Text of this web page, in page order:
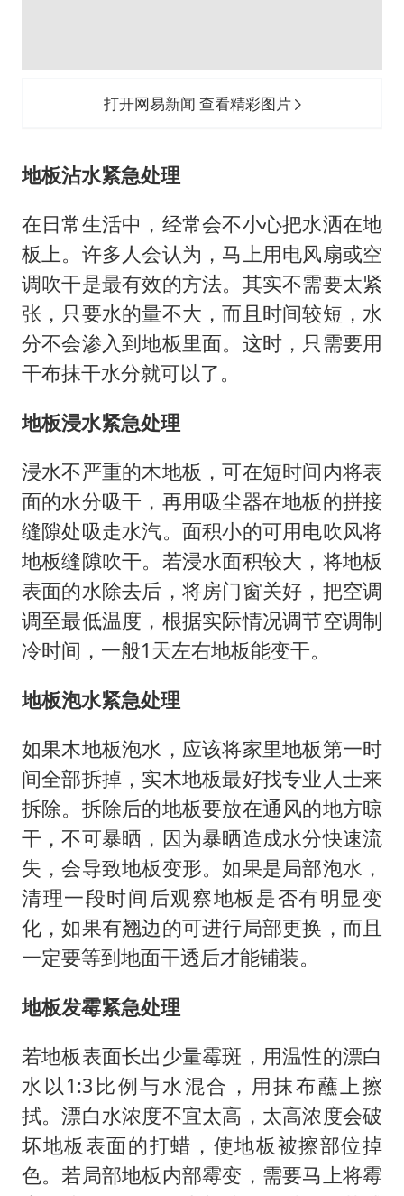
打开网易新闻 查看精彩图片
地板沾水紧急处理
在日常生活中，经常会不小心把水洒在地
板上。许多人会认为，马上用电风扇或空
调吹干是最有效的方法。其实不需要太紧
张，只要水的量不大，而且时间较短，水
分不会渗入到地板里面。这时，只需要用
干布抹干水分就可以了。
地板浸水紧急处理
浸水不严重的木地板，可在短时间内将表
面的水分吸干，再用吸尘器在地板的拼接
缝隙处吸走水汽。面积小的可用电吹风将
地板缝隙吹干。若浸水面积较大，将地板
表面的水除去后，将房门窗关好，把空调
调至最低温度，根据实际情况调节空调制
冷时间，一般1天左右地板能变干。
地板泡水紧急处理
如果木地板泡水，应该将家里地板第一时
间全部拆掉，实木地板最好找专业人士来
拆除。拆除后的地板要放在通风的地方晾
干，不可暴晒，因为暴晒造成水分快速流
失，会导致地板变形。如果是局部泡水，
清理一段时间后观察地板是否有明显变
化，如果有翘边的可进行局部更换，而且
一定要等到地面干透后才能铺装。
地板发霉紧急处理
若地板表面长出少量霉斑，用温性的漂白
水以1:3比例与水混合，用抹布蘸上擦
拭。漂白水浓度不宜太高，太高浓度会破
坏地板表面的打蜡，使地板被擦部位掉
色。若局部地板内部霉变，需要马上将霉